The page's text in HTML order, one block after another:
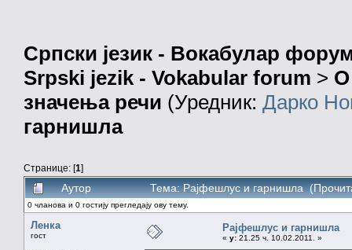
Српски језик - Вокабулар
Srpski jezik - Vokabular forum > О
значења речи (Уредник: Дарко
гарнишла
Странице: [1]
Аутор Тема: Рајфeшлус и гарнишла
0 чланова и 0 гостију прегледају ову тему.
Ленка
гост
Рајфeшлус и гарнишла
« у: 21.25 ч. 10.02.2011. »